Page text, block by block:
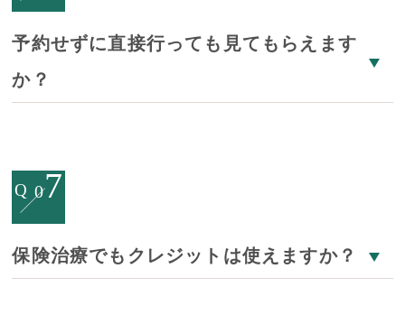
予約せずに直接行っても見てもらえます
か？
Q 07
保険治療でもクレジットは使えますか？